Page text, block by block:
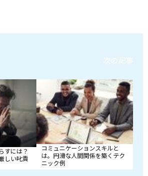
すには？
しい叱責
次の記事
コミュニケーションスキルと
は。円滑な人間関係を築くテク
ニック例